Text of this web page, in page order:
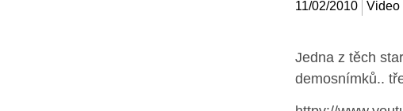
11/02/2010 Video
Jedna z těch
demosnímků..